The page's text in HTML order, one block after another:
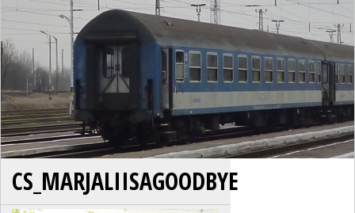
CS_MARJALIISAGOODBYE